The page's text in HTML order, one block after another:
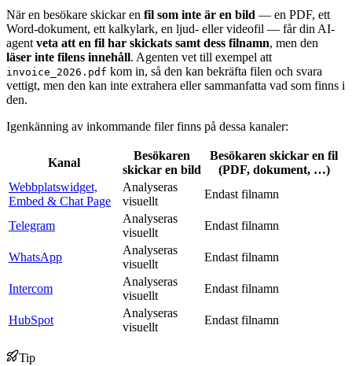
När en besökare skickar en fil som inte är en bild — en PDF, ett
Word-dokument, ett kalkylark, en ljud- eller videofil — får din AI-
agent veta att en fil har skickats samt dess filnamn, men den
läser inte filens innehåll. Agenten vet till exempel att
invoice_2026.pdf kom in, så den kan bekräfta filen och svara
vettigt, men den kan inte extrahera eller sammanfatta vad som finns i
den.
Igenkänning av inkommande filer finns på dessa kanaler:
Kanal
Besökaren
skickar en bild
Besökaren skickar en fil
(PDF, dokument, …)
Webbplatswidget,
Embed & Chat Page
Analyseras
visuellt
Endast filnamn
Telegram
Analyseras
visuellt
Endast filnamn
WhatsApp
Analyseras
visuellt
Endast filnamn
Intercom
Analyseras
visuellt
Endast filnamn
HubSpot
Analyseras
visuellt
Endast filnamn
Tip